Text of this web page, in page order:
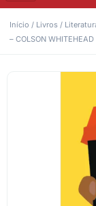
Início / Livros /
– COLSON WHITEHEAD